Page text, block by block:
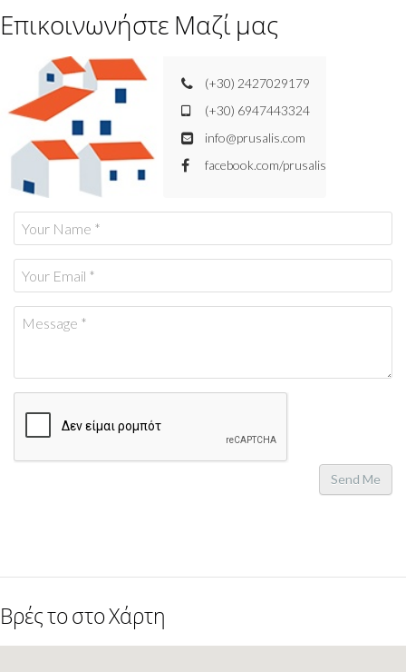
Επικοινωνήστε Μαζί μας
(+30) 2427029179
(+30) 6947443324
info@prusalis.com
facebook.com/prusalis
Send Me
Βρές το στο Χάρτη